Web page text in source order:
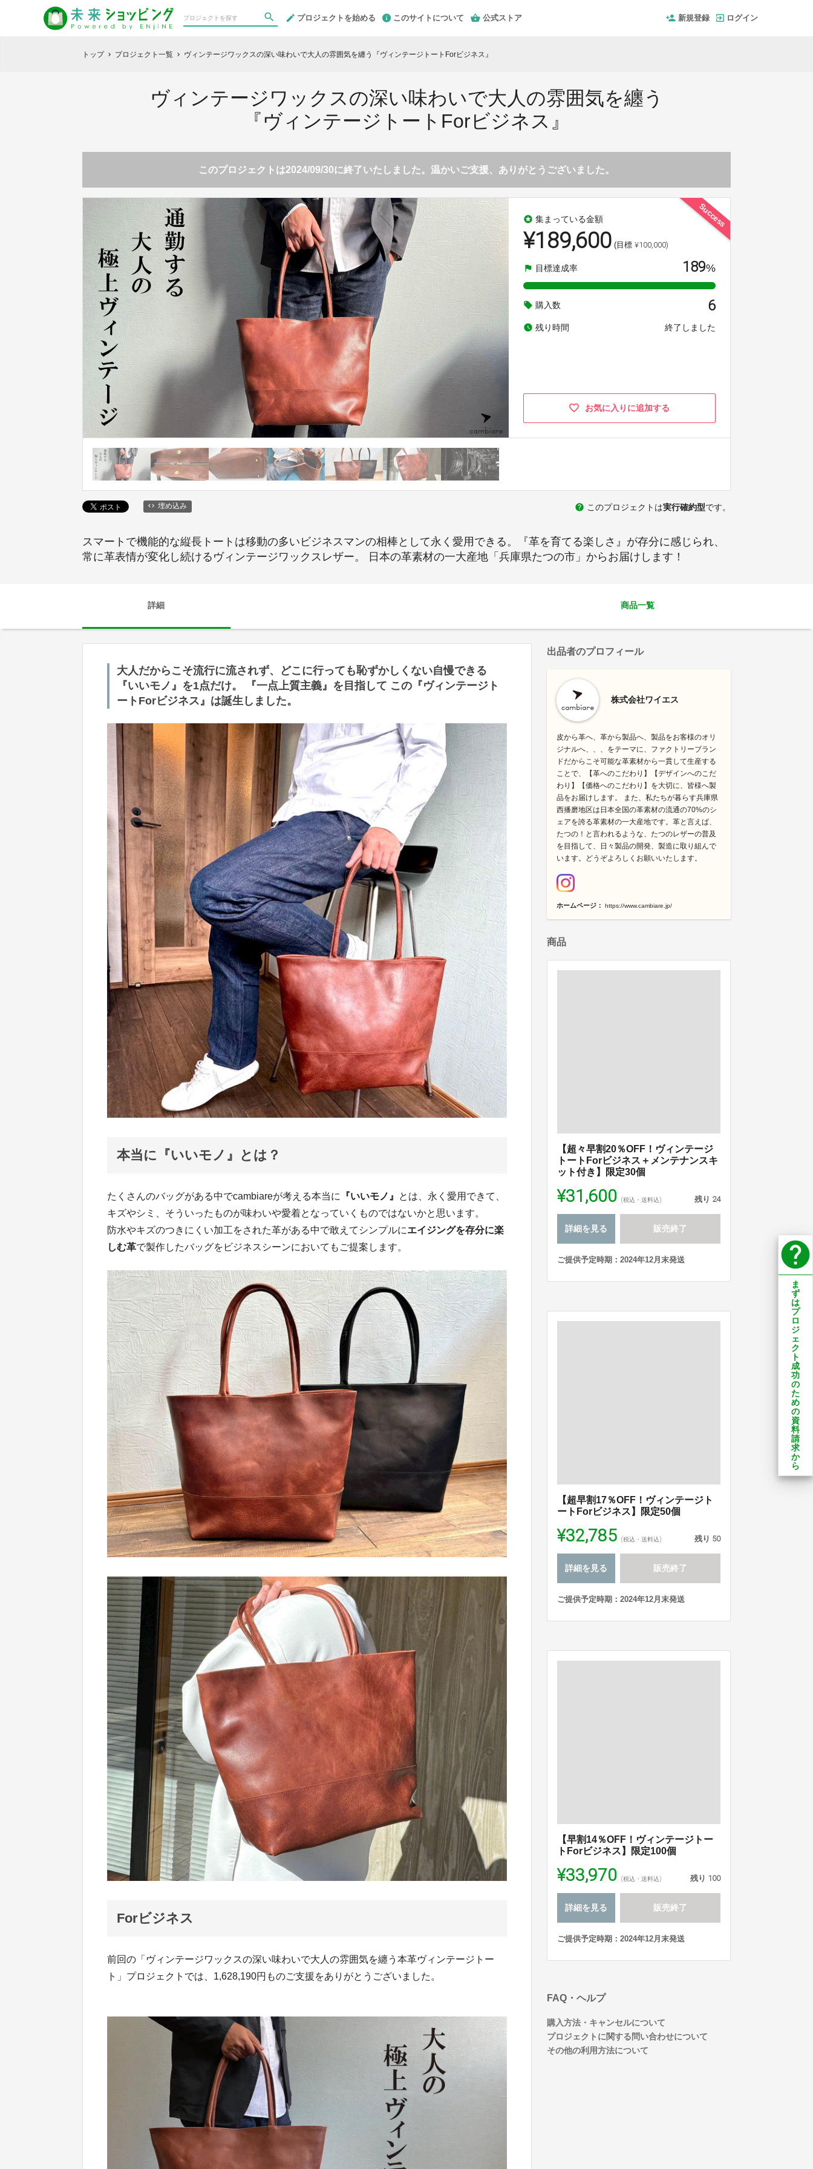
プロジェクトを始める このサイトについて 公式ストア 新規登録 ログイン
トップ chevron_right プロジェクト一覧 chevron_right ヴィンテージワックスの深い味わいで大人の雰囲気を纏う『ヴィンテージトートForビジネス』
ヴィンテージワックスの深い味わいで大人の雰囲気を纏う
『ヴィンテージトートForビジネス』
このプロジェクトは2024/09/30に終了いたしました。温かいご支援、ありがとうございました。
Success
stars 集まっている金額
¥189,600 (目標 ¥100,000)
flag 目標達成率 189%
local_offer 購入数 6
watch_later 残り時間 終了しました
お気に入りに追加する
埋め込み help このプロジェクトは実行確約型です。
スマートで機能的な縦長トートは移動の多いビジネスマンの相棒として永く愛用できる。『革を育てる楽しさ』が存分に感じられ、
常に革表情が変化し続けるヴィンテージワックスレザー。 日本の革素材の一大産地「兵庫県たつの市」からお届けします！
詳細 商品一覧
大人だからこそ流行に流されず、どこに行っても恥ずかしくない自慢できる
『いいモノ』を1点だけ。 『一点上質主義』を目指して この『ヴィンテージト
ートForビジネス』は誕生しました。
本当に『いいモノ』とは？
たくさんのバッグがある中でcambiareが考える本当に 『いいモノ』
とは、永く愛用できて、
キズやシミ、そういったものが味わいや愛着となっていくものではないかと思います。
防水やキズのつきにくい加工をされた革がある中で敢えてシンプルにエイジングを存分に楽
しむ革で製作したバッグをビジネスシーンにおいてもご提案します。
Forビジネス
前回の「ヴィンテージワックスの深い味わいで大人の雰囲気を纏う本革ヴィンテージトー
ト」プロジェクトでは、1,628,190円ものご支援をありがとうございました。
出品者のプロフィール
株式会社ワイエス
皮から革へ、革から製品へ、製品をお客様のオリ
ジナルへ、、、をテーマに、ファクトリーブラン
ドだからこそ可能な革素材から一貫して生産する
ことで、【革へのこだわり】【デザインへのこだ
わり】【価格へのこだわり】を大切に、皆様へ製
品をお届けします。 また、私たちが暮らす兵庫県
西播磨地区は日本全国の革素材の流通の70%のシ
ェアを誇る革素材の一大産地です。革と言えば、
たつの！と言われるような、たつのレザーの普及
を目指して、日々製品の開発、製造に取り組んで
います。どうぞよろしくお願いいたします。
ホームページ： https://www.cambiare.jp/
商品
【超々早割20％OFF！ヴィンテージ
トートForビジネス＋メンテナンスキ
ット付き】限定30個
¥31,600 (税込・送料込) 残り 24
詳細を見る 販売終了
ご提供予定時期：2024年12月末発送
【超早割17％OFF！ヴィンテージト
ートForビジネス】限定50個
¥32,785 (税込・送料込) 残り 50
詳細を見る 販売終了
ご提供予定時期：2024年12月末発送
【早割14％OFF！ヴィンテージトー
トForビジネス】限定100個
¥33,970 (税込・送料込) 残り 100
詳細を見る 販売終了
ご提供予定時期：2024年12月末発送
FAQ・ヘルプ
購入方法・キャンセルについて
プロジェクトに関する問い合わせについて
その他の利用方法について
help
ま
ず
は
プ
ロ
ジ
ェ
ク
ト
成
功
の
た
め
の
資
料
請
求
か
ら